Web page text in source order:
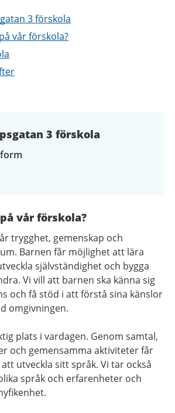
3 förskola
vår förskola?
3 förskola
vår förskola?
trygghet, gemenskap och
Barnen får möjlighet att lära
självständighet och bygga
Vi vill att barnen ska känna sig
och få stöd i att förstå sina känslor
omgivningen.
plats i vardagen. Genom samtal,
och gemensamma aktiviteter får
utveckla sitt språk. Vi tar också
språk och erfarenheter och